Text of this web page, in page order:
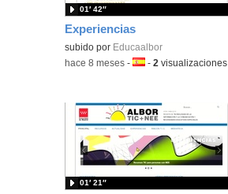
Experiencias
Contenido educativo.
subido por Educaalbor
01′ 42″
-hace 8 meses -Idioma:
-2 visualizaciones
01′ 21″